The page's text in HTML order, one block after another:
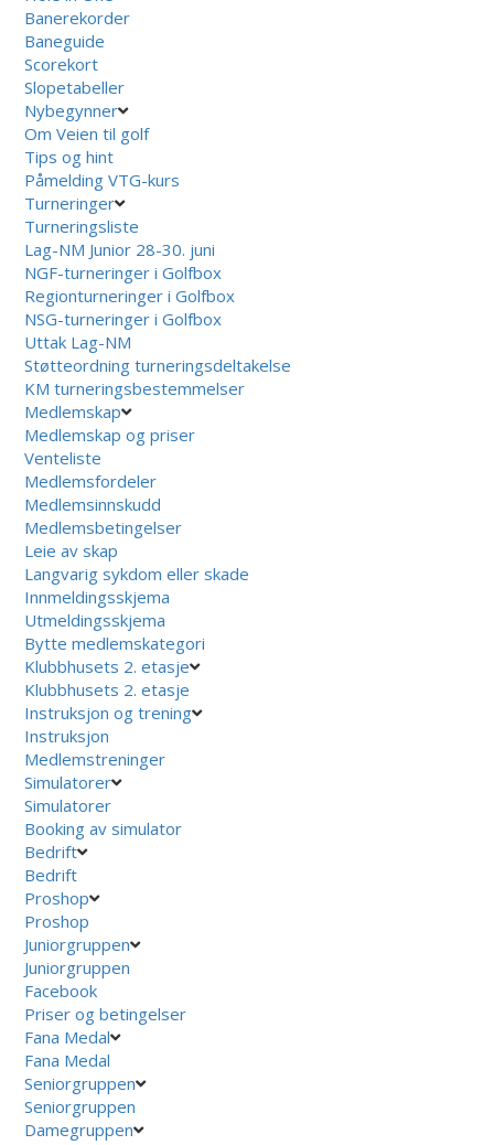
Banerekorder
Baneguide
Scorekort
Slopetabeller
Nybegynner
Om Veien til golf
Tips og hint
Påmelding VTG-kurs
Turneringer
Turneringsliste
Lag-NM Junior 28-30. juni
NGF-turneringer i Golfbox
Regionturneringer i Golfbox
NSG-turneringer i Golfbox
Uttak Lag-NM
Støtteordning turneringsdeltakelse
KM turneringsbestemmelser
Medlemskap
Medlemskap og priser
Venteliste
Medlemsfordeler
Medlemsinnskudd
Medlemsbetingelser
Leie av skap
Langvarig sykdom eller skade
Innmeldingsskjema
Utmeldingsskjema
Bytte medlemskategori
Klubbhusets 2. etasje
Klubbhusets 2. etasje
Instruksjon og trening
Instruksjon
Medlemstreninger
Simulatorer
Simulatorer
Booking av simulator
Bedrift
Bedrift
Proshop
Proshop
Juniorgruppen
Juniorgruppen
Facebook
Priser og betingelser
Fana Medal
Fana Medal
Seniorgruppen
Seniorgruppen
Damegruppen